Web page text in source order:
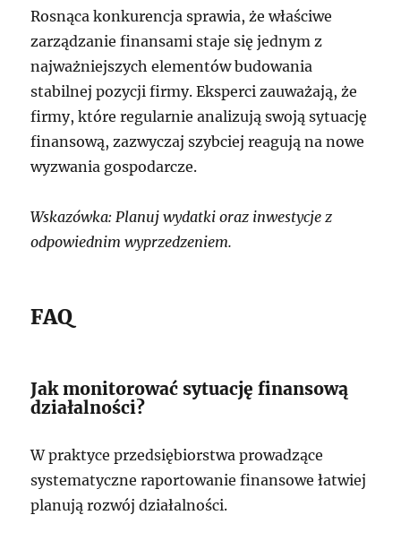
Rosnąca konkurencja sprawia, że właściwe
zarządzanie finansami staje się jednym z
najważniejszych elementów budowania
stabilnej pozycji firmy. Eksperci zauważają, że
firmy, które regularnie analizują swoją sytuację
finansową, zazwyczaj szybciej reagują na nowe
wyzwania gospodarcze.
Wskazówka: Planuj wydatki oraz inwestycje z
odpowiednim wyprzedzeniem.
FAQ
Jak monitorować sytuację finansową
działalności?
W praktyce przedsiębiorstwa prowadzące
systematyczne raportowanie finansowe łatwiej
planują rozwój działalności.